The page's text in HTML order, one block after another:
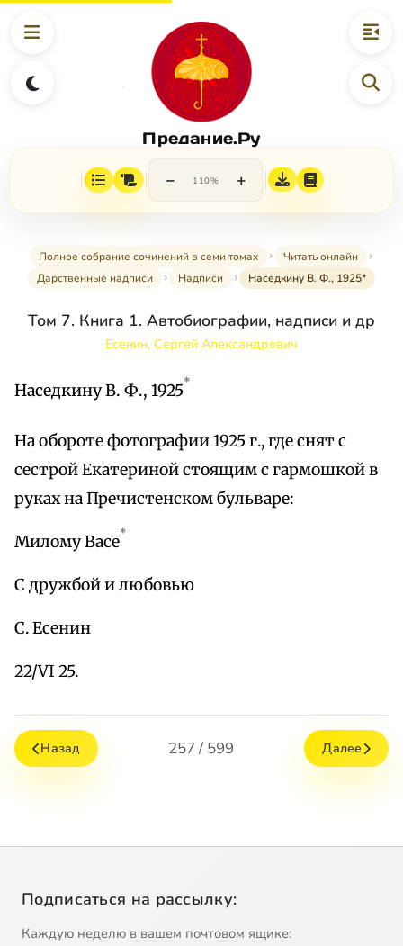
Предание.Ру
− 110% +
Полное собрание сочинений в семи томах
Читать онлайн
Дарственные надписи
Надписи Наседкину В. Ф., 1925*
Том 7. Книга 1. Автобиографии, надписи и др
Есенин, Сергей Александрович
Наседкину В. Ф., 1925*
На обороте фотографии 1925 г., где снят с
сестрой Екатериной стоящим с гармошкой в
руках на Пречистенском бульваре:
Милому Васе*
С дружбой и любовью
С. Есенин
22/VI 25.
Назад 257 / 599 Далее
Подписаться на рассылку:
Каждую неделю в вашем почтовом ящике: